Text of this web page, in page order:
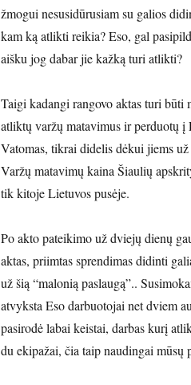
žmogui nesusidūrusiam su galios
kam ką atlikti reikia? Eso, gal
aišku jog dabar jie kažką turi atlikti?
Taigi kadangi rangovo aktas turi būti
atliktų varžų matavimus ir perduotų į
Vatomas, tikrai didelis dėkui jiems
Varžų matavimų kaina Šiaulių
tik kitoje Lietuvos pusėje.
Po akto pateikimo už dviejų dienų
aktas, priimtas sprendimas didinti
už šią “malonią paslaugą”..
atvyksta Eso darbuotojai net dviem
pasirodė labai keistai, darbas kurį
du ekipažai, čia taip naudingai